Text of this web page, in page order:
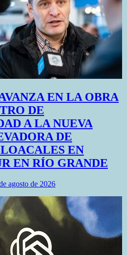
EN LA OBRA
DE
A LA NUEVA
DE
EN
EN RÍO GRANDE
agosto de 2026